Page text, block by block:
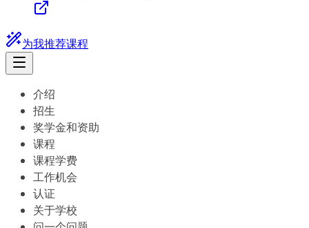
为我推荐课程
介绍
招生
奖学金和资助
课程
课程学费
工作机会
认证
关于学校